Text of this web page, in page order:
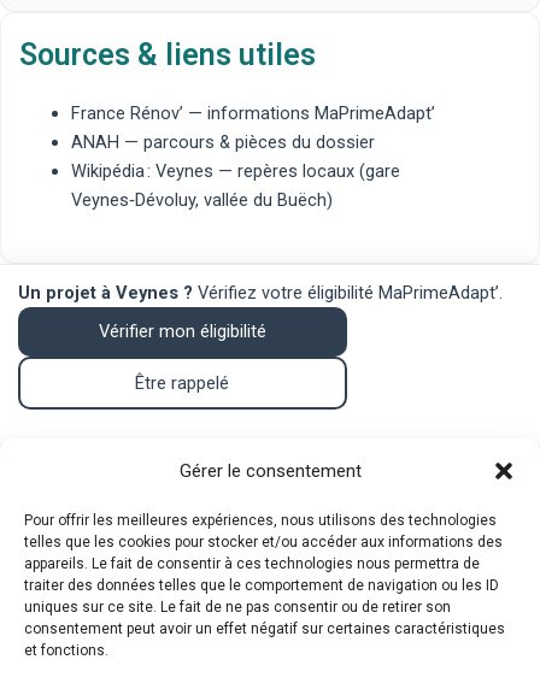
Gérer le consentement
Pour offrir les meilleures expériences, nous utilisons des technologies
telles que les cookies pour stocker et/ou accéder aux informations des
appareils. Le fait de consentir à ces technologies nous permettra de
traiter des données telles que le comportement de navigation ou les ID
uniques sur ce site. Le fait de ne pas consentir ou de retirer son
consentement peut avoir un effet négatif sur certaines caractéristiques
et fonctions.
Sources & liens utiles
France Rénov’ — informations MaPrimeAdapt’
ANAH — parcours & pièces du dossier
Wikipédia : Veynes — repères locaux (gare
Veynes‑Dévoluy, vallée du Buëch)
Un projet à Veynes ? Vérifiez votre éligibilité MaPrimeAdapt’.
Vérifier mon éligibilité
Être rappelé
Téléphone : 07.83.05.00.26
Mail :mpa@srat.fr